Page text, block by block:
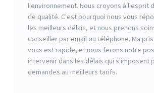
l'environnement. Nous croyons à l'esprit
de qualité. C'est pourquoi nous vous
les meilleurs délais, et nous prenons
conseiller par email ou téléphone. Ma
vous est rapide, et nous ferons notre
intervenir dans les délais qui s'imposent
demandes au meilleurs tarifs.